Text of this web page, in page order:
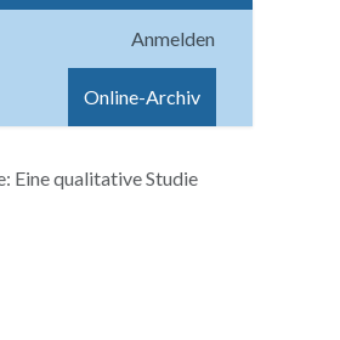
Anmelden
Online-Archiv
Eine qualitative Studie